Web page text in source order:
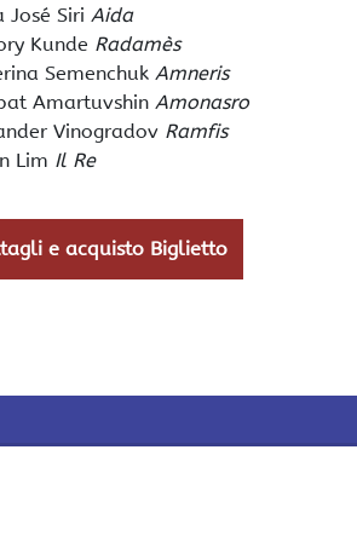
José Siri Aida
Kunde Radamès
Semenchuk Amneris
Amartuvshin Amonasro
Vinogradov Ramfis
Lim Il Re
e acquisto Biglietto